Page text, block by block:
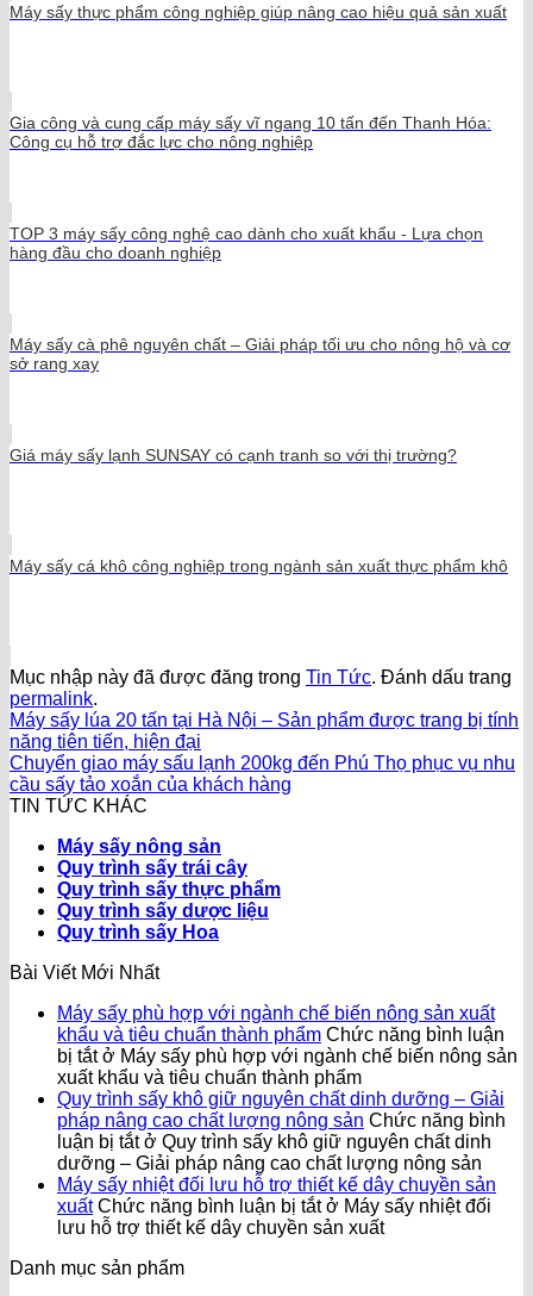
Máy sấy thực phẩm công nghiệp giúp nâng cao hiệu quả sản xuất
Gia công và cung cấp máy sấy vĩ ngang 10 tấn đến Thanh Hóa:
Công cụ hỗ trợ đắc lực cho nông nghiệp
TOP 3 máy sấy công nghệ cao dành cho xuất khẩu - Lựa chọn
hàng đầu cho doanh nghiệp
Máy sấy cà phê nguyên chất – Giải pháp tối ưu cho nông hộ và cơ
sở rang xay
Giá máy sấy lạnh SUNSAY có cạnh tranh so với thị trường?
Máy sấy cá khô công nghiệp trong ngành sản xuất thực phẩm khô
Mục nhập này đã được đăng trong Tin Tức. Đánh dấu trang
permalink.
Máy sấy lúa 20 tấn tại Hà Nội – Sản phẩm được trang bị tính
năng tiên tiến, hiện đại
Chuyển giao máy sấu lạnh 200kg đến Phú Thọ phục vụ nhu
cầu sấy tảo xoắn của khách hàng
TIN TỨC KHÁC
Máy sấy nông sản
Quy trình sấy trái cây
Quy trình sấy thực phẩm
Quy trình sấy dược liệu
Quy trình sấy Hoa
Bài Viết Mới Nhất
Máy sấy phù hợp với ngành chế biến nông sản xuất
khẩu và tiêu chuẩn thành phẩm Chức năng bình luận
bị tắtở Máy sấy phù hợp với ngành chế biến nông sản
xuất khẩu và tiêu chuẩn thành phẩm
Quy trình sấy khô giữ nguyên chất dinh dưỡng – Giải
pháp nâng cao chất lượng nông sản Chức năng bình
luận bị tắtở Quy trình sấy khô giữ nguyên chất dinh
dưỡng – Giải pháp nâng cao chất lượng nông sản
Máy sấy nhiệt đối lưu hỗ trợ thiết kế dây chuyền sản
xuất Chức năng bình luận bị tắtở Máy sấy nhiệt đối
lưu hỗ trợ thiết kế dây chuyền sản xuất
Danh mục sản phẩm